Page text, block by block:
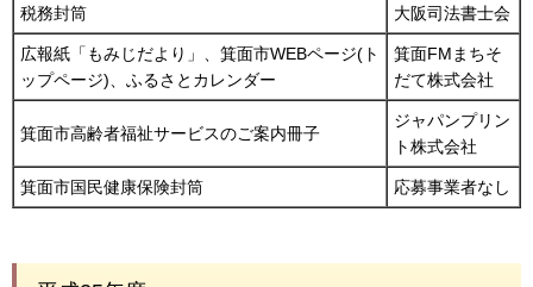
税務封筒 大阪司法書士会
広報紙「もみじだより」、箕面市WEBページ(ト
ップページ)、ふるさとカレンダー
箕面FMまちそ
だて株式会社
箕面市高齢者福祉サービスのご案内冊子
ジャパンプリン
ト株式会社
箕面市国民健康保険封筒 応募事業者なし